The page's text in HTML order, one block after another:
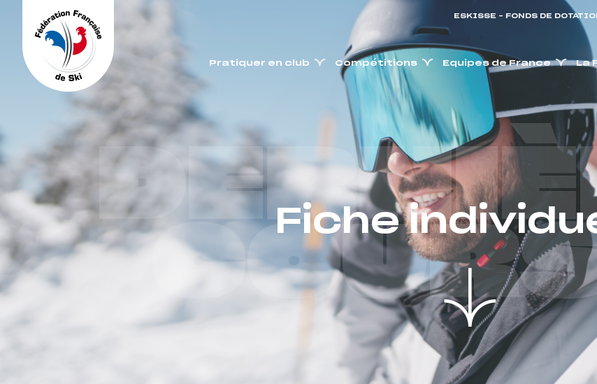
ESKISSE – FONDS DE
Pratiquer en club Compétitions Equipes de France La
Fiche